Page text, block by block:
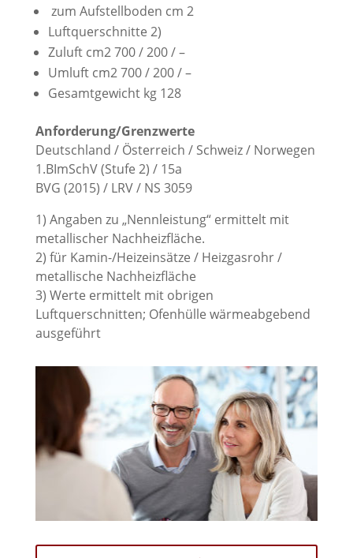
zum Aufstellboden cm 2
Luftquerschnitte 2)
Zuluft cm2 700 / 200 / –
Umluft cm2 700 / 200 / –
Gesamtgewicht kg 128
Anforderung/Grenzwerte
Deutschland / Österreich / Schweiz / Norwegen
1.BImSchV (Stufe 2) / 15a
BVG (2015) / LRV / NS 3059
1) Angaben zu „Nennleistung“ ermittelt mit
metallischer Nachheizfläche.
2) für Kamin-/Heizeinsätze / Heizgasrohr /
metallische Nachheizfläche
3) Werte ermittelt mit obrigen
Luftquerschnitten; Ofenhülle wärmeabgebend
ausgeführt